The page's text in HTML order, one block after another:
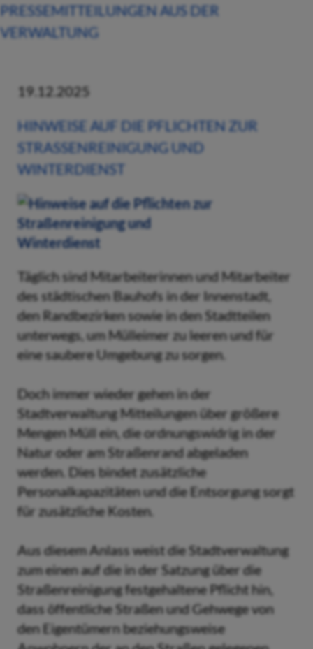
PRESSEMITTEILUNGEN AUS DER
VERWALTUNG
19.12.2025
HINWEISE AUF DIE PFLICHTEN ZUR
STRASSENREINIGUNG UND W
INTERDIENST
Täglich sind Mitarbeiterinnen und Mitarbeiter
des städtischen Bauhofs in der Innenstadt,
den Randbezirken sowie in den Stadtteilen
unterwegs, um Mülleimer zu leeren und für
eine saubere Umgebung zu sorgen.
Doch immer wieder gehen in der
Stadtverwaltung Mitteilungen über größere
Mengen Müll ein, die ordnungswidrig in der
Natur oder am Straßenrand abgeladen
werden. Dies bindet zusätzliche
Personalkapazitäten und die Entsorgung sorgt
für zusätzliche Kosten.
Aus diesem Anlass weist die Stadtverwaltung
zum einen auf die in der Satzung über die
Straßenreinigung festgehaltene Pflicht hin,
dass öffentliche Straßen und Gehwege von
den Eigentümern beziehungsweise